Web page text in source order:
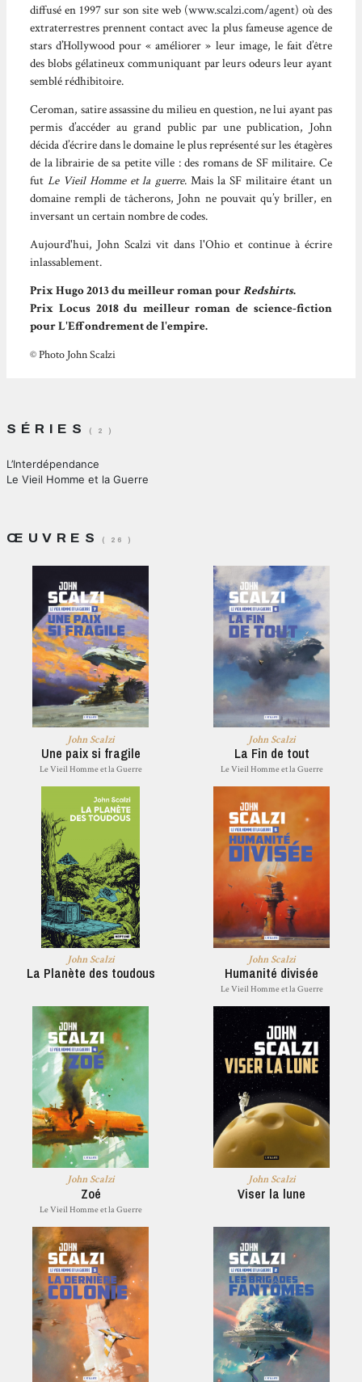
diffusé en 1997 sur son site web (www.scalzi.com/agent) où des
extraterrestres prennent contact avec la plus fameuse agence de
stars d’Hollywood pour « améliorer » leur image, le fait d’être
des blobs gélatineux communiquant par leurs odeurs leur ayant
semblé rédhibitoire.
Ceroman, satire assassine du milieu en question, ne lui ayant pas
permis d’accéder au grand public par une publication, John
décida d’écrire dans le domaine le plus représenté sur les étagères
de la librairie de sa petite ville : des romans de SF militaire. Ce
futLe Vieil Homme et la guerre. Mais la SF militaire étant un
domaine rempli de tâcherons, John ne pouvait qu’y briller, en
inversant un certain nombre de codes.
Aujourd'hui, John Scalzi vit dans l'Ohio et continue à écrire
inlassablement.
Prix Hugo 2013 du meilleur roman pourRedshirts.
Prix Locus 2018 du meilleur roman de science-fiction
pour L'Effondrement de l'empire.
© Photo John Scalzi
SÉRIES ( 2 )
L’Interdépendance
Le Vieil Homme et la Guerre
ŒUVRES ( 26 )
John Scalzi
Une paix si fragile
Le Vieil Homme et la Guerre
John Scalzi
La Fin de tout
Le Vieil Homme et la Guerre
John Scalzi
La Planète des toudous
John Scalzi
Humanité divisée
Le Vieil Homme et la Guerre
John Scalzi
Zoé
Le Vieil Homme et la Guerre
John Scalzi
Viser la lune